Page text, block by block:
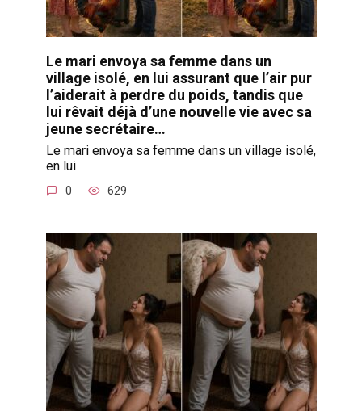
Le mari envoya sa femme dans un
village isolé, en lui assurant que l’air pur
l’aiderait à perdre du poids, tandis que
lui rêvait déjà d’une nouvelle vie avec sa
jeune secrétaire…
Le mari envoya sa femme dans un village isolé,
en lui
0 629